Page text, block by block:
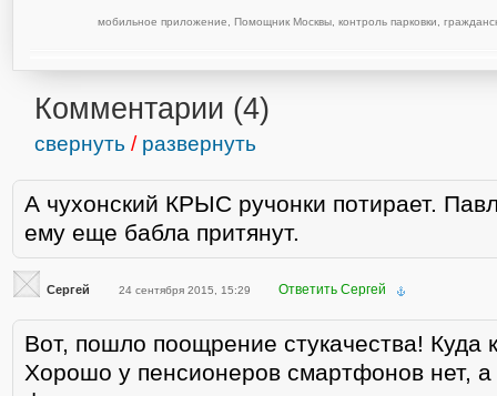
мобильное приложение Помощник Москвы, контроль парковки
Комментарии (4)
свернуть / развернуть
А чухонский КРЫС ручонки потирает.
ему еще бабла притянут.
Сергей 24 сентября 2015, 15:29 Ответить Сергей
Вот, пошло поощрение стукачества! Куда
Хорошо у пенсионеров смартфонов нет, а